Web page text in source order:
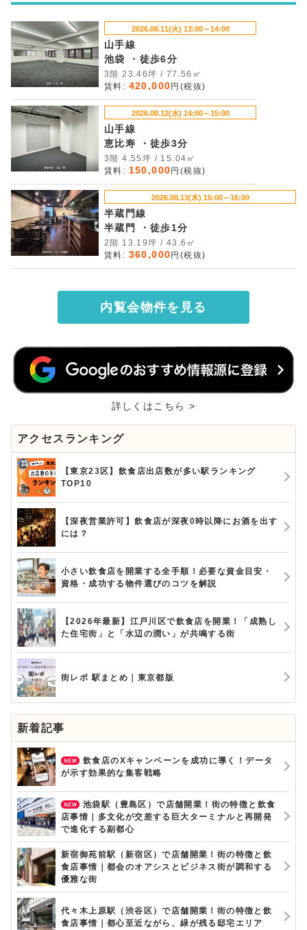
2026.08.11(火) 13:00～14:00
山手線
池袋 ・徒歩6分
3階 23.46坪 / 77.56㎡
賃料: 420,000 円(税抜)
2026.08.12(水) 14:00～15:00
山手線
恵比寿 ・徒歩3分
3階 4.55坪 / 15.04㎡
賃料: 150,000 円(税抜)
2026.08.13(木) 15:00～16:00
半蔵門線
半蔵門 ・徒歩1分
2階 13.19坪 / 43.6㎡
賃料: 360,000 円(税抜)
内覧会物件を見る
詳しくはこちら >
アクセスランキング
【東京23区】飲食店出店数が多い駅ランキング
TOP10
【深夜営業許可】飲食店が深夜0時以降にお酒を出す
には？
小さい飲食店を開業する全手順！必要な資金目安・
資格・成功する物件選びのコツを解説
【2026年最新】江戸川区で飲食店を開業！「成熟し
た住宅街」と「水辺の潤い」が共鳴する街
街レポ 駅まとめ｜東京都版
新着記事
飲食店のXキャンペーンを成功に導く！データ
が示す効果的な集客戦略
池袋駅（豊島区）で店舗開業！街の特徴と飲食
店事情｜多文化が交差する巨大ターミナルと再開発
で進化する副都心
新宿御苑前駅（新宿区）で店舗開業！街の特徴と飲
食店事情｜都会のオアシスとビジネス街が調和する
優雅な街
代々木上原駅（渋谷区）で店舗開業！街の特徴と飲
食店事情｜都心至近ながら、緑が残る邸宅エリア